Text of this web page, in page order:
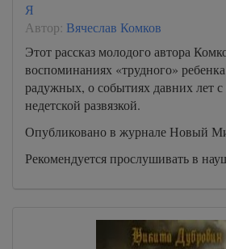
Я
Автор: Вячеслав Комков
Этот рассказ молодого автора
воспоминаниях «трудного»
радужных, о событиях давних лет
недетской развязкой.
Опубликовано в журнале Новый
Рекомендуется прослушивать в